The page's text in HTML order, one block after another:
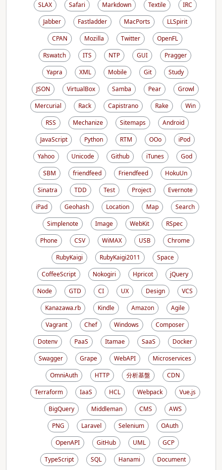
SLAX
Safari Markdown Textile
IRC
Jabber
Fastladder MacPorts
LLSpirit
CPAN
Mozilla Twitter
OpenFL
Rswatch
ITS NTP GUI
Pragger
Yapra
XML Mobile Git
Study
JSON
VirtualBox Samba Pear
Growl
Mercurial
Rack Capistrano Rake
Win
RSS
Mechanize Sitemaps
Android
JavaScript
Python RTM OOo
iPod
Yahoo
Unicode Github iTunes
God
SBM
friendfeed Friendfeed
HokuUn
Sinatra
TDD Test Project
Evernote
iPad
Geohash Location Map
Search
Simplenote
Image WebKit
RSpec
Phone
CSV WiMAX USB
Chrome
RubyKaigi
RubyKaigi2011
Space
CoffeeScript
Nokogiri Hpricot
jQuery
Node
GTD CI UX Design
VCS
Kanazawa.rb
Kindle Amazon
Agile
Vagrant
Chef Windows
Composer
Dotenv
PaaS Itamae SaaS
Docker
Swagger
Grape WebAPI
Microservices
OmniAuth
HTTP 分析基盤
CDN
Terraform
IaaS HCL Webpack
Vue.js
BigQuery
Middleman CMS
AWS
PNG
Laravel Selenium
OAuth
OpenAPI
GitHub UML
GCP
TypeScript
SQL Hanami Document